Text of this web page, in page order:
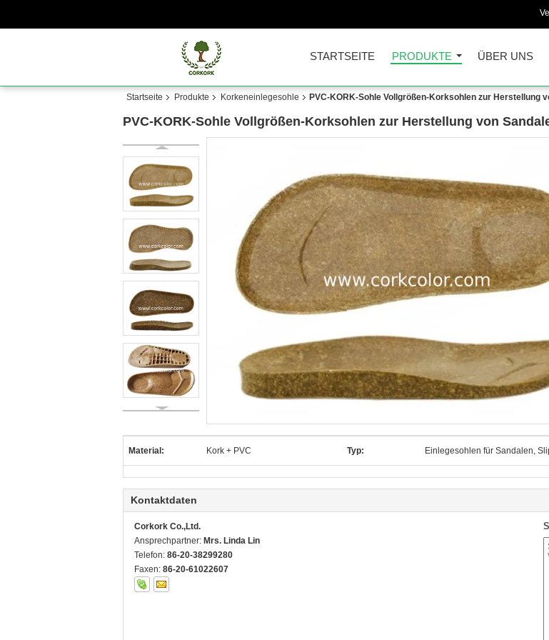
STARTSEITE PRODUKTE ÜBER UNS
Startseite Produkte Korkeneinlegesohle PVC-KORK-Sohle Vollgrößen-Korksohlen zur Herstellung
PVC-KORK-Sohle Vollgrößen-Korksohlen zur Herstellung von
Material: Kork + PVC Typ: Einlegesohlen für Sandalen,
Kontaktdaten
Corkork Co.,Ltd.
Ansprechpartner: Mrs. Linda Lin
Telefon: 86-20-38299280
Faxen: 86-20-61022607